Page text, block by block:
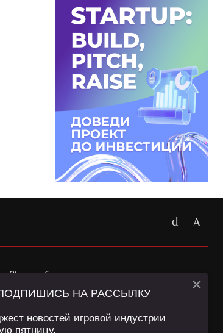
обязательна.
сайта и сервис «Яндекс
конфиденциальностии
НА РАССЫЛКУ
новостей игровой индустрии
пятницу.
×